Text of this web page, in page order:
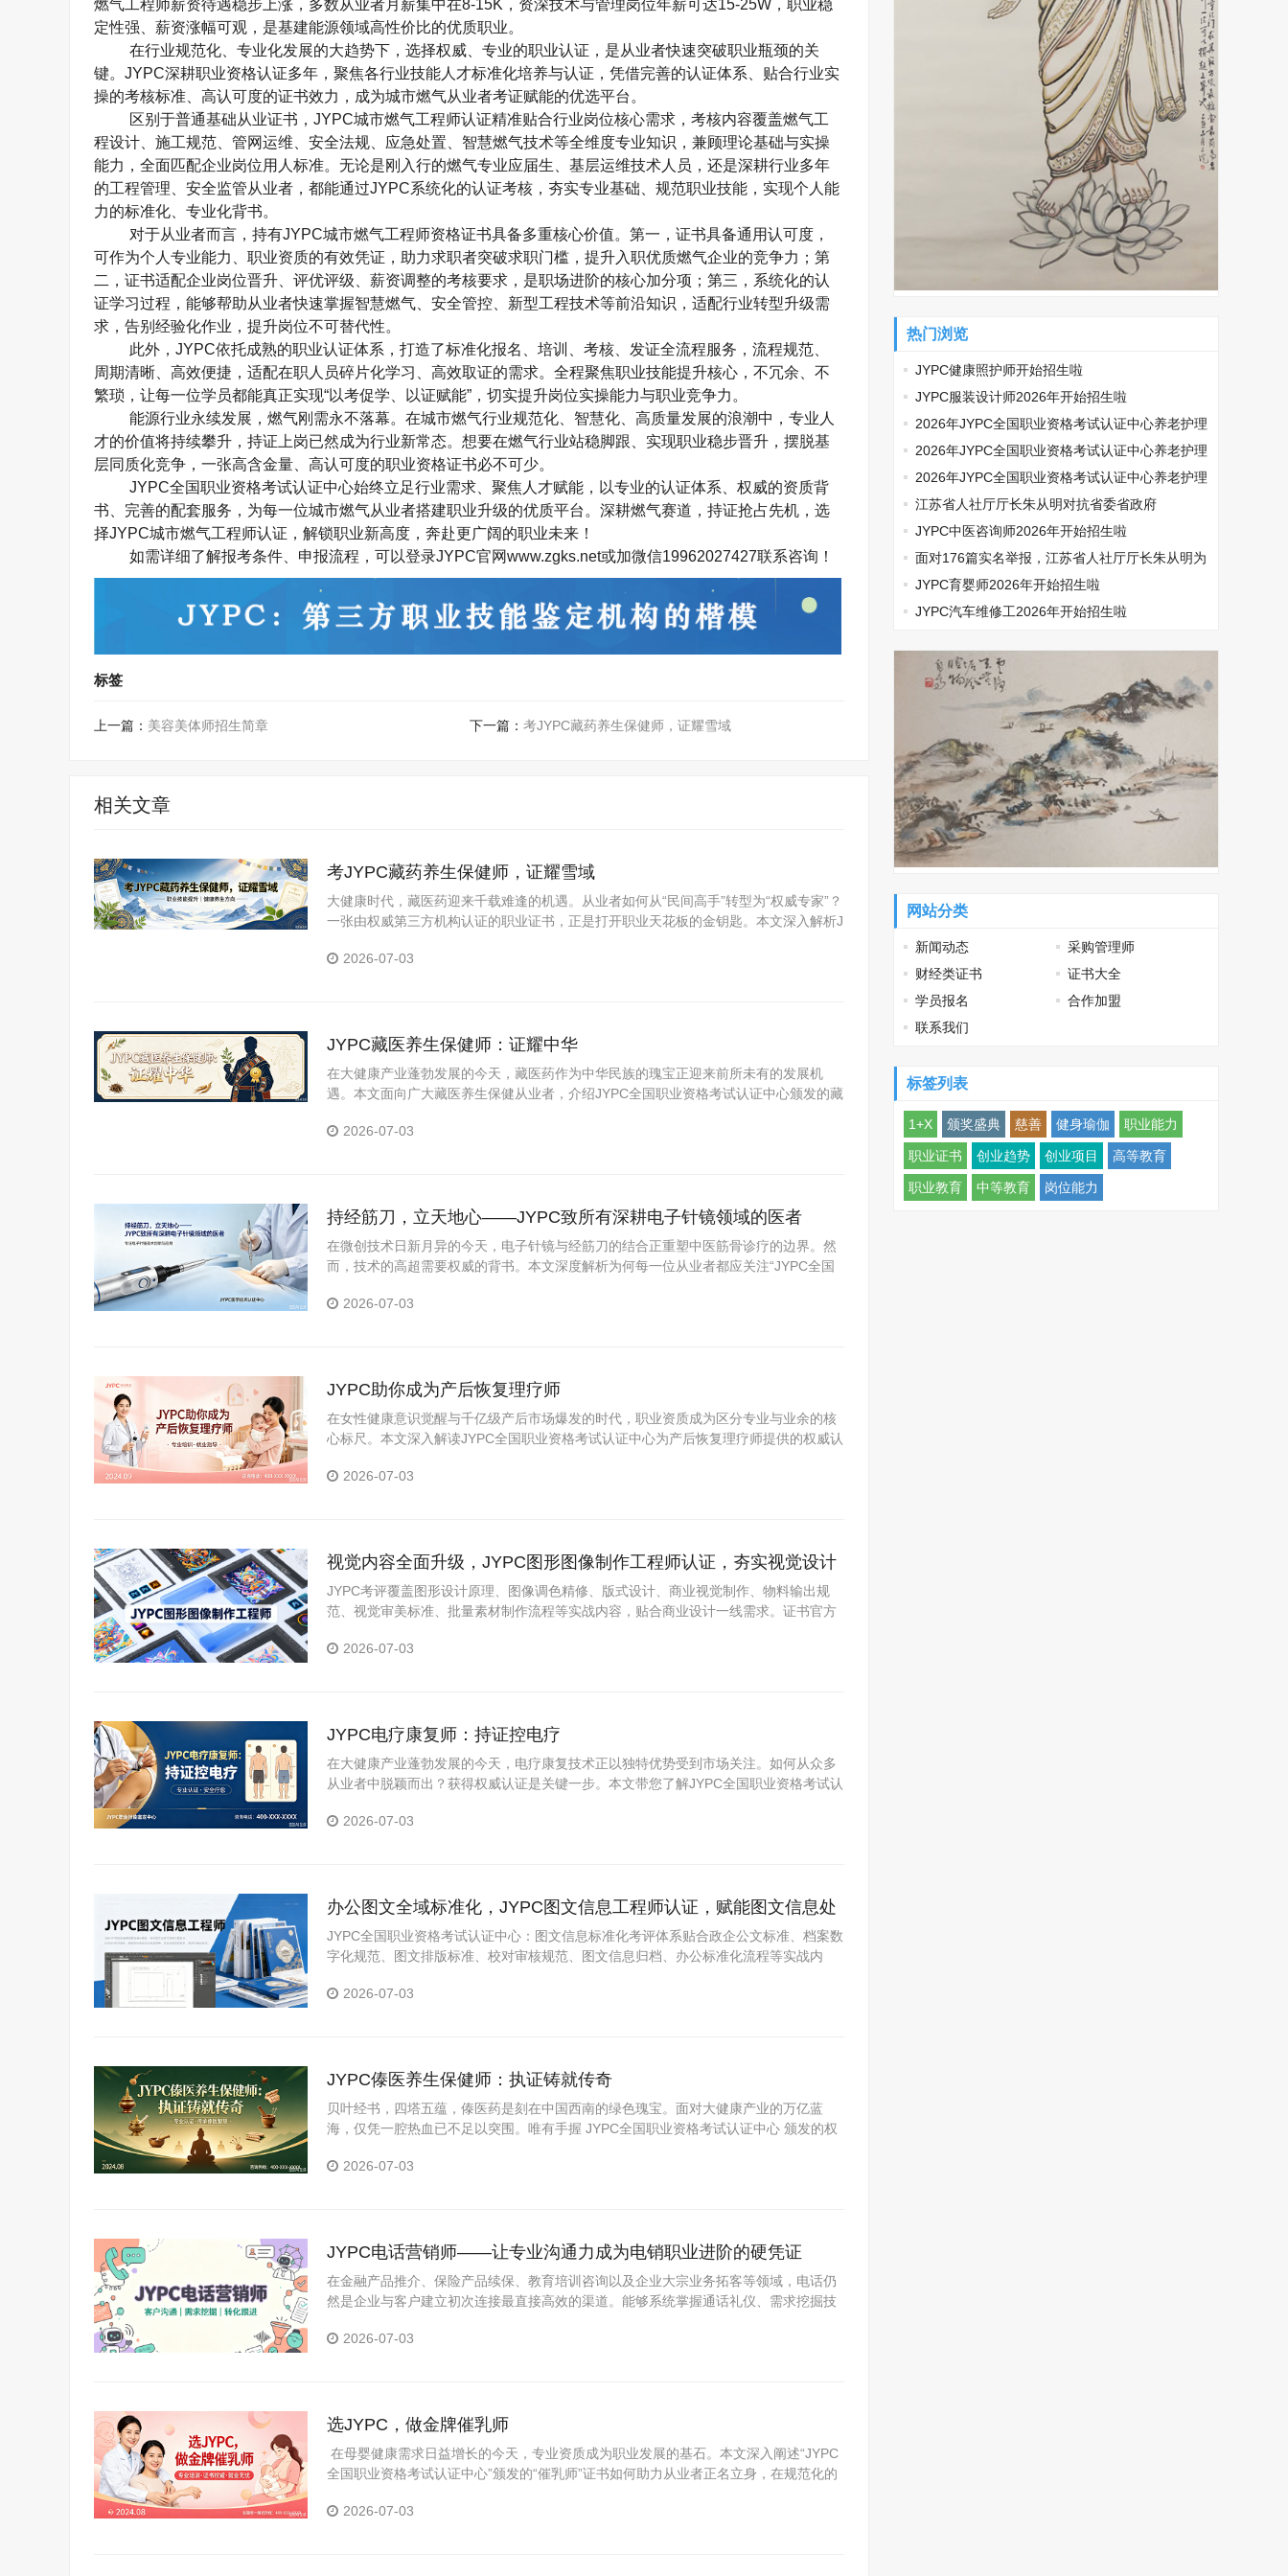
燃气工程师薪资待遇稳步上涨，多数从业者月薪集中在8-15K ，资深技术与管理岗位年薪可达15-25W ，职业稳
定性强、薪资涨幅可观，是基建能源领域高性价比的优质职业。
在行业规范化、专业化发展的大趋势下，选择权威、专业的职业认证，是从业者快速突破职业瓶颈的关
键。 JYPC深耕职业资格认证多年，聚焦各行业技能人才标准化培养与认证，凭借完善的认证体系、贴合行业实
操的考核标准、高认可度的证书效力，成为城市燃气从业者考证赋能的优选平台。
区别于普通基础从业证书，JYPC城市燃气工程师认证精准贴合行业岗位核心需求，考核内容覆盖燃气工
程设计、施工规范、管网运维、安全法规、应急处置、智慧燃气技术等全维度专业知识，兼顾理论基础与实操
能力，全面匹配企业岗位用人标准。无论是刚入行的燃气专业应届生、基层运维技术人员，还是深耕行业多年
的工程管理、安全监管从业者，都能通过JYPC系统化的认证考核，夯实专业基础、规范职业技能，实现个人能
力的标准化、专业化背书。
对于从业者而言，持有JYPC城市燃气工程师资格证书具备多重核心价值。第一，证书具备通用认可度，
可作为个人专业能力、职业资质的有效凭证，助力求职者突破求职门槛，提升入职优质燃气企业的竞争力；第
二，证书适配企业岗位晋升、评优评级、薪资调整的考核要求，是职场进阶的核心加分项；第三，系统化的认
证学习过程，能够帮助从业者快速掌握智慧燃气、安全管控、新型工程技术等前沿知识，适配行业转型升级需
求，告别经验化作业，提升岗位不可替代性。
此外，JYPC依托成熟的职业认证体系，打造了标准化报名、培训、考核、发证全流程服务，流程规范、
周期清晰、高效便捷，适配在职人员碎片化学习、高效取证的需求。全程聚焦职业技能提升核心，不冗余、不
繁琐，让每一位学员都能真正实现“以考促学、以证赋能” ，切实提升岗位实操能力与职业竞争力。
能源行业永续发展，燃气刚需永不落幕。在城市燃气行业规范化、智慧化、高质量发展的浪潮中，专业人
才的价值将持续攀升，持证上岗已然成为行业新常态。想要在燃气行业站稳脚跟、实现职业稳步晋升，摆脱基
层同质化竞争，一张高含金量、高认可度的职业资格证书必不可少。
JYPC全国职业资格考试认证中心始终立足行业需求、聚焦人才赋能，以专业的认证体系、权威的资质背
书、完善的配套服务，为每一位城市燃气从业者搭建职业升级的优质平台。深耕燃气赛道，持证抢占先机，选
择JYPC城市燃气工程师认证，解锁职业新高度，奔赴更广阔的职业未来！
如需详细了解报考条件、申报流程，可以登录JYPC官网www.zgks.net或加微信19962027427联系咨询！
标签
上一篇： 美容美体师招生简章 下一篇： 考JYPC藏药养生保健师，证耀雪域
相关文章
考JYPC藏药养生保健师，证耀雪域
大健康时代，藏医药迎来千载难逢的机遇。从业者如何从“民间高手”转型为“权威专家”？
一张由权威第三方机构认证的职业证书，正是打开职业天花板的金钥匙。本文深入解析J
2026-07-03
JYPC藏医养生保健师：证耀中华
在大健康产业蓬勃发展的今天，藏医药作为中华民族的瑰宝正迎来前所未有的发展机
遇。本文面向广大藏医养生保健从业者，介绍JYPC全国职业资格考试认证中心颁发的藏
2026-07-03
持经筋刀，立天地心——JYPC致所有深耕电子针镜领域的医者
在微创技术日新月异的今天，电子针镜与经筋刀的结合正重塑中医筋骨诊疗的边界。然
而，技术的高超需要权威的背书。本文深度解析为何每一位从业者都应关注“JYPC全国
2026-07-03
JYPC助你成为产后恢复理疗师
在女性健康意识觉醒与千亿级产后市场爆发的时代，职业资质成为区分专业与业余的核
心标尺。本文深入解读JYPC全国职业资格考试认证中心为产后恢复理疗师提供的权威认
2026-07-03
视觉内容全面升级，JYPC图形图像制作工程师认证，夯实视觉设计
职场硬资质
JYPC考评覆盖图形设计原理、图像调色精修、版式设计、商业视觉制作、物料输出规
范、视觉审美标准、批量素材制作流程等实战内容，贴合商业设计一线需求。证书官方
2026-07-03
JYPC电疗康复师：持证控电疗
在大健康产业蓬勃发展的今天，电疗康复技术正以独特优势受到市场关注。如何从众多
从业者中脱颖而出？获得权威认证是关键一步。本文带您了解JYPC全国职业资格考试认
展。2026-07-03
办公图文全域标准化，JYPC图文信息工程师认证，赋能图文信息处
理人才规范进阶
JYPC全国职业资格考试认证中心：图文信息标准化考评体系贴合政企公文标准、档案数
字化规范、图文排版标准、校对审核规范、图文信息归档、办公标准化流程等实战内
适用于求职、晋升、档案项目配套、学分认定等
2026-07-03
JYPC傣医养生保健师：执证铸就传奇
贝叶经书，四塔五蕴，傣医药是刻在中国西南的绿色瑰宝。面对大健康产业的万亿蓝
海，仅凭一腔热血已不足以突围。唯有手握 JYPC全国职业资格考试认证中心 颁发的权
2026-07-03
JYPC电话营销师——让专业沟通力成为电销职业进阶的硬凭证
在金融产品推介、保险产品续保、教育培训咨询以及企业大宗业务拓客等领域，电话仍
然是企业与客户建立初次连接最直接高效的渠道。能够系统掌握通话礼仪、需求挖掘技
销部及大型企业的客户开发团队中备受重视。
2026-07-03
选JYPC，做金牌催乳师
在母婴健康需求日益增长的今天，专业资质成为职业发展的基石。本文深入阐述“JYPC
全国职业资格考试认证中心”颁发的“催乳师”证书如何助力从业者正名立身，在规范化的
2026-07-03
热门浏览
JYPC健康照护师开始招生啦
JYPC服装设计师2026年开始招生啦
2026年JYPC全国职业资格考试认证中心养老护理
师开始报名啦
2026年JYPC全国职业资格考试认证中心养老护理
师开始报名啦
2026年JYPC全国职业资格考试认证中心养老护理
师开始报名啦
江苏省人社厅厅长朱从明对抗省委省政府
JYPC中医咨询师2026年开始招生啦
面对176篇实名举报，江苏省人社厅厅长朱从明为
何选择沉默
JYPC育婴师2026年开始招生啦
JYPC汽车维修工2026年开始招生啦
网站分类
新闻动态
采购管理师
财经类证书
证书大全
学员报名
合作加盟
联系我们
标签列表
1+X 颁奖盛典 慈善 健身瑜伽 职业能力
职业证书 创业趋势 创业项目 高等教育
职业教育 中等教育 岗位能力